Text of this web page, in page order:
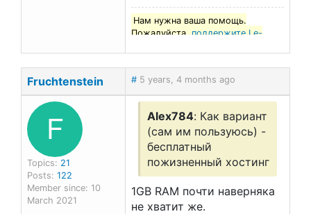
Нам нужна ваша помощь.
Пожалуйста,поддержите Le-
Fruchtenstein # 5 years, 4 months ago
F
Topics: 21
Posts: 122
Member since: 10
March 2021
Alex784: Как вариант
(сам им пользуюсь) -
бесплатный
пожизненный хостинг
1GB RAM почти наверняка
не хватит же.